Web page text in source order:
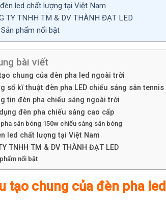
led chất lượng tại Việt Nam
TY TNHH TM & DV THÀNH ĐẠT LED
Sản phẩm nổi bật
bài viết
chung của đèn pha led ngoài trời
số kĩ thuật đèn pha LED chiếu sáng sân tennis
tin đèn pha chiếu sáng ngoài trời
đèn pha chiếu sáng cao cấp
sân bóng 150w chiếu sáng sân bóng
led chất lượng tại Việt Nam
TNHH TM & DV THÀNH ĐẠT LED
nổi bật
tạo chung của đèn pha